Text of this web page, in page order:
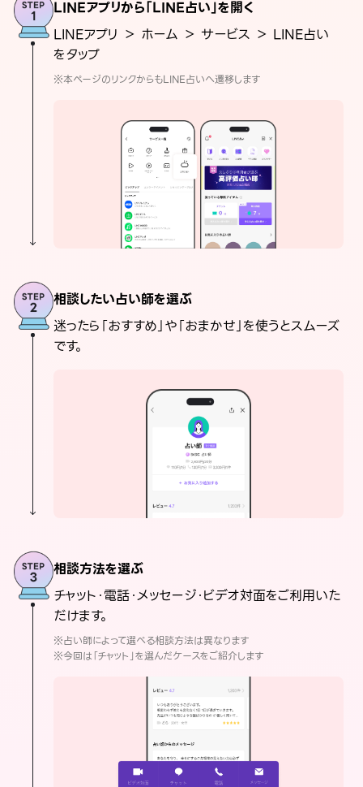
LINEアプリから「LINE占い」を開く
LINEアプリ ＞ ホーム ＞ サービス ＞ LINE占い
をタップ
※本ページのリンクからもLINE占いへ遷移します
相談したい占い師を選ぶ
迷ったら「おすすめ」や「おまかせ」を使うとスムーズ
です。
相談方法を選ぶ
チャット・電話・メッセージ・ビデオ対面をご利用いた
だけます。
※占い師によって選べる相談方法は異なります
※今回は「チャット」を選んだケースをご紹介します